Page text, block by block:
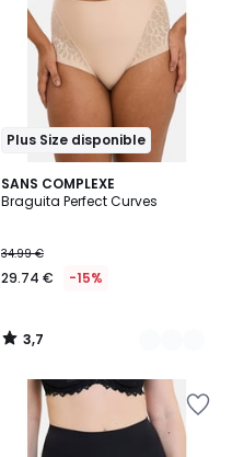
Plus Size disponible
SANS COMPLEXE
Braguita Perfect Curves
34.99 €
29.74 € -15%
3,7
/ 5
2
Colores
3,7
/